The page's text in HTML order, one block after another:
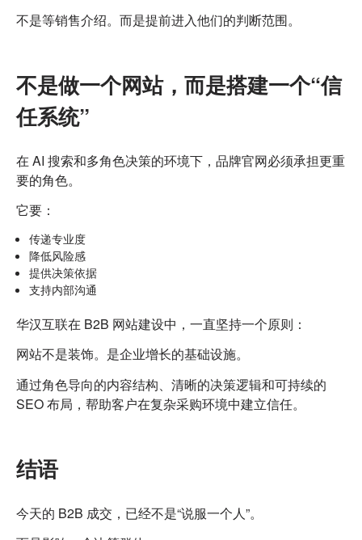
不是等销售介绍。 而是提前进入他们的判断范围。
不是做一个网站，而是搭建一个“信
任系统”
在 AI 搜索和多角色决策的环境下，品牌官网必须承担更重
要的角色。
它要：
传递专业度
降低风险感
提供决策依据
支持内部沟通
华汉互联在 B2B 网站建设中，一直坚持一个原则：
网站不是装饰。 是企业增长的基础设施。
通过角色导向的内容结构、清晰的决策逻辑和可持续的
SEO 布局，帮助客户在复杂采购环境中建立信任。
结语
今天的 B2B 成交，已经不是“说服一个人”。